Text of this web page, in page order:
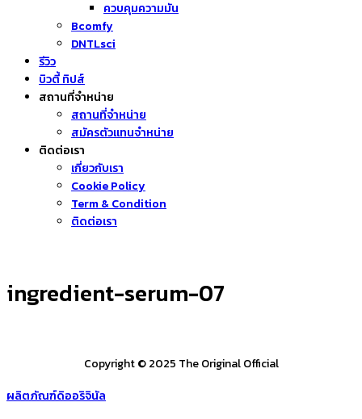
ควบคุมความมัน
Bcomfy
DNTLsci
รีวิว
บิวตี้ ทิปส์
สถานที่จำหน่าย
สถานที่จำหน่าย
สมัครตัวแทนจำหน่าย
ติดต่อเรา
เกี่ยวกับเรา
Cookie Policy
Term & Condition
ติดต่อเรา
ingredient-serum-07
Copyright © 2025 The Original Official
ผลิตภัณฑ์ดิออริจินัล